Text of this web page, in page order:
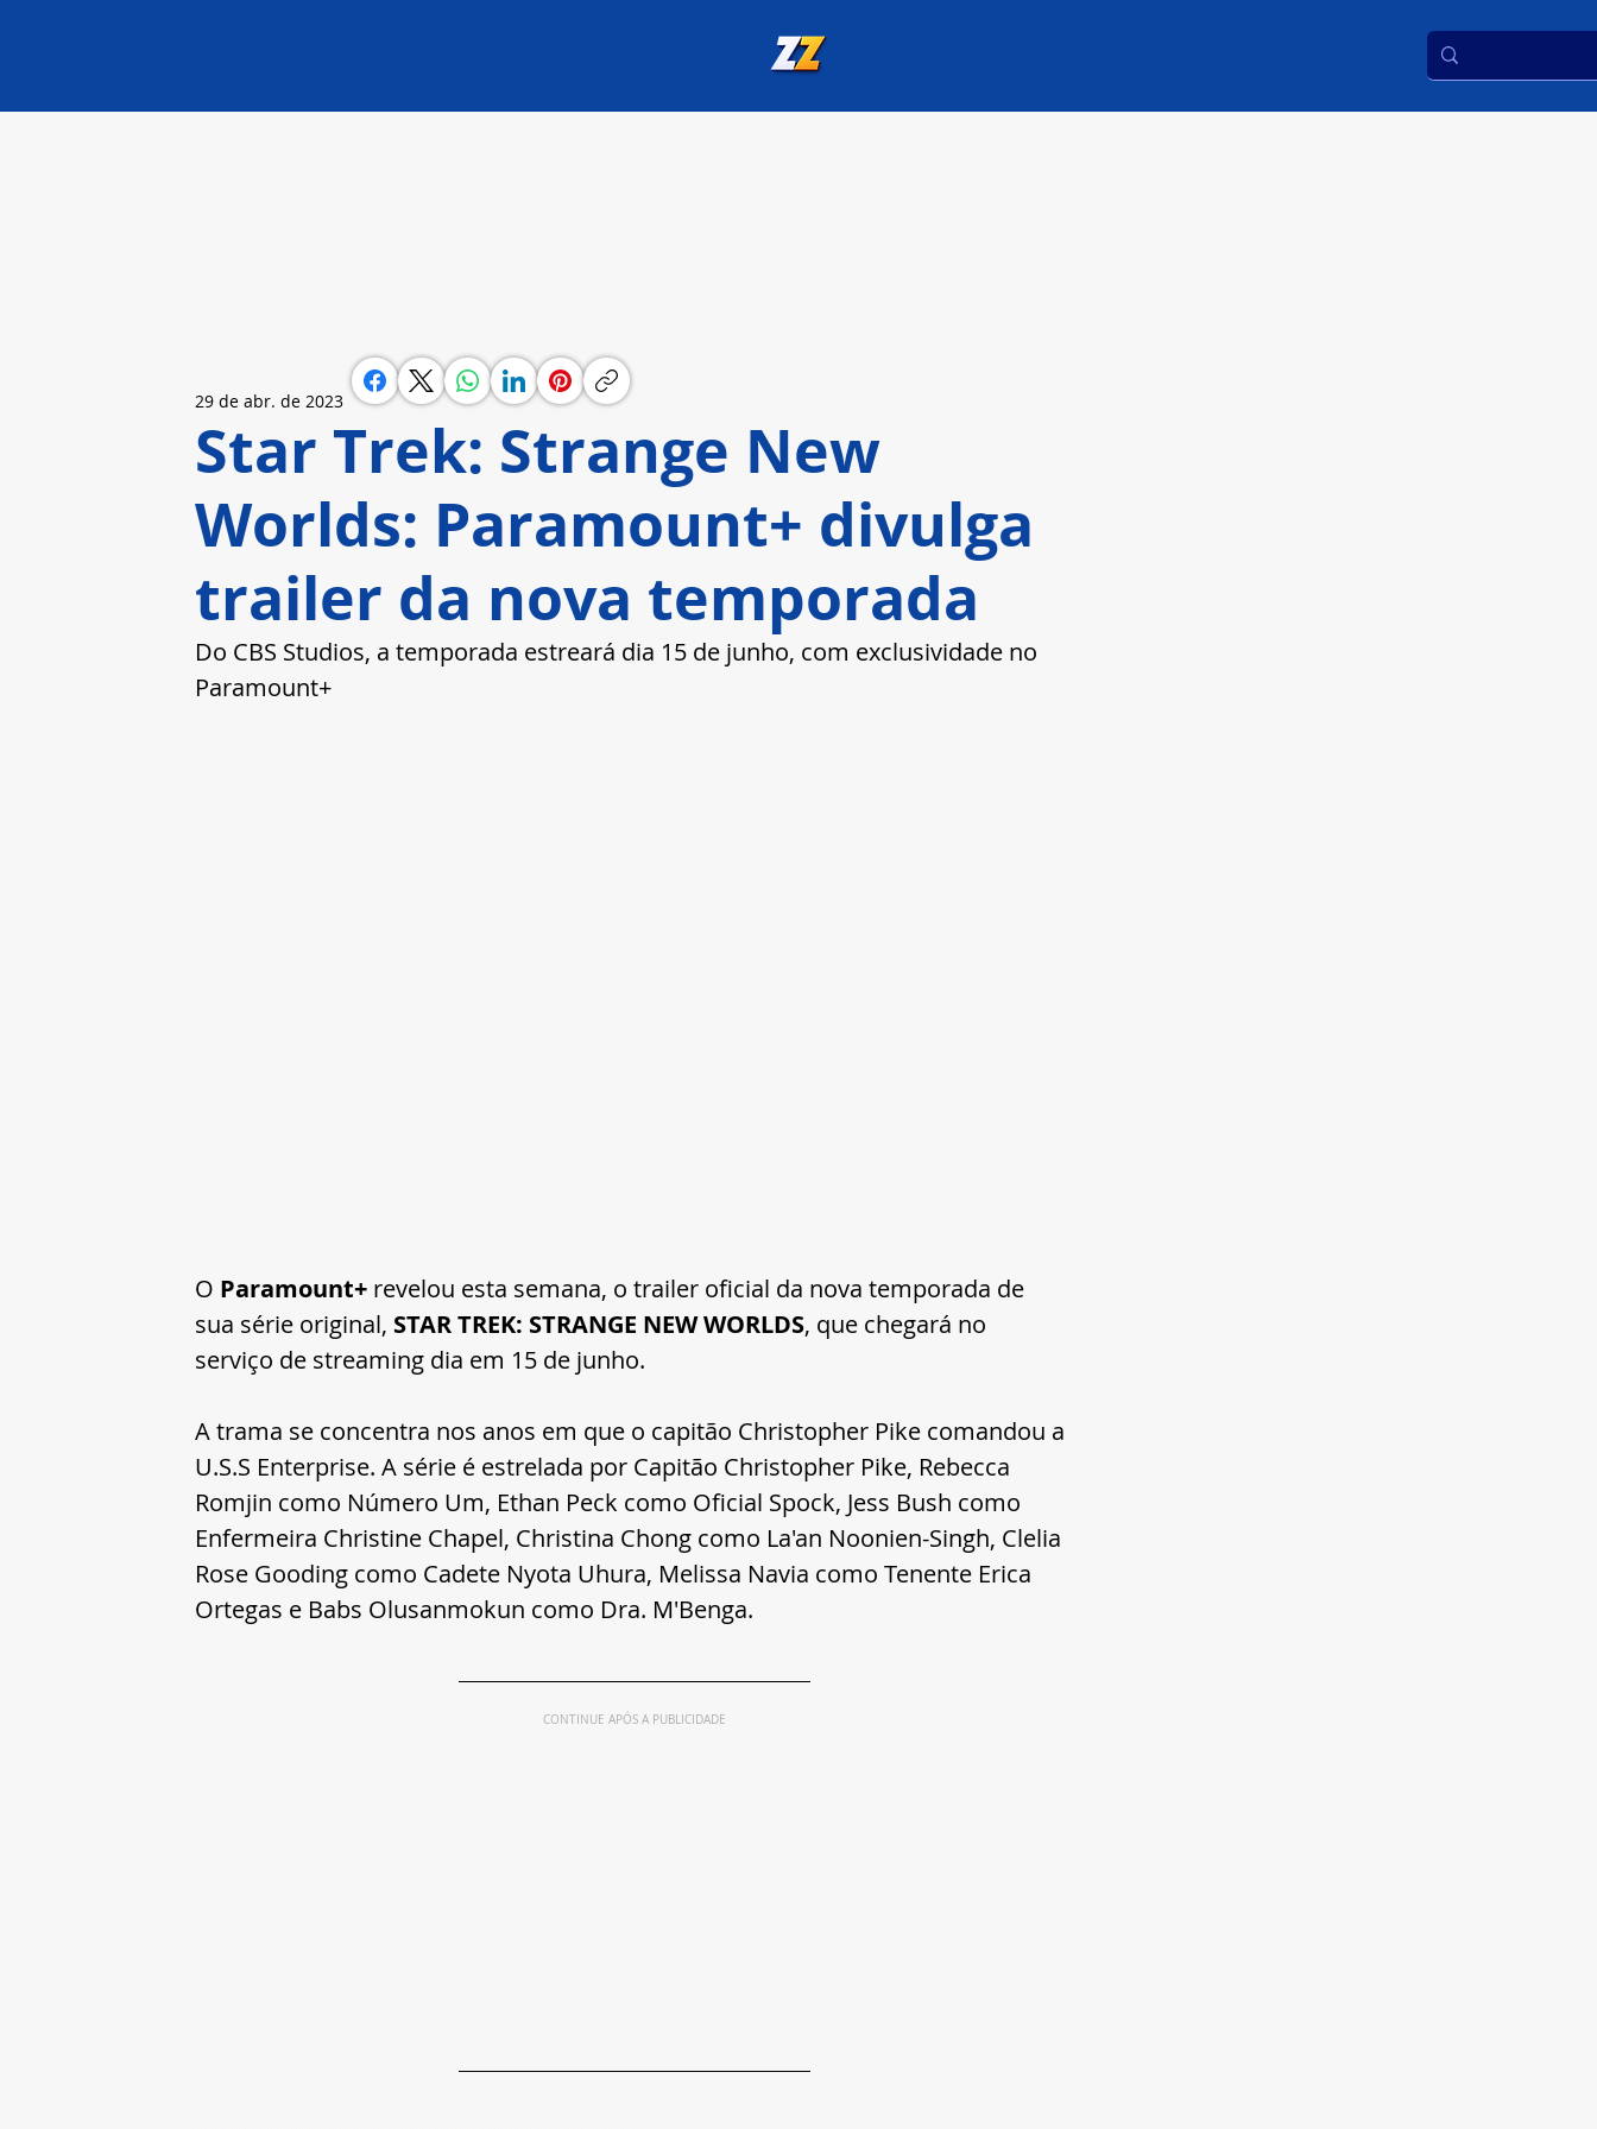
Star Trek: Strange New
Worlds: Paramount+ divulga
trailer da nova temporada
29 de abr. de 2023
Do CBS Studios, a temporada estreará dia 15 de junho, com exclusividade no
Paramount+
O Paramount+ revelou esta semana, o trailer oficial da nova temporada de
sua série original, STAR TREK: STRANGE NEW WORLDS, que chegará no
serviço de streaming dia em 15 de junho.
A trama se concentra nos anos em que o capitão Christopher Pike comandou a
U.S.S Enterprise. A série é estrelada por Capitão Christopher Pike, Rebecca
Romjin como Número Um, Ethan Peck como Oficial Spock, Jess Bush como
Enfermeira Christine Chapel, Christina Chong como La'an Noonien-Singh, Clelia
Rose Gooding como Cadete Nyota Uhura, Melissa Navia como Tenente Erica
Ortegas e Babs Olusanmokun como Dra. M'Benga.
CONTINUE APÓS A PUBLICIDADE